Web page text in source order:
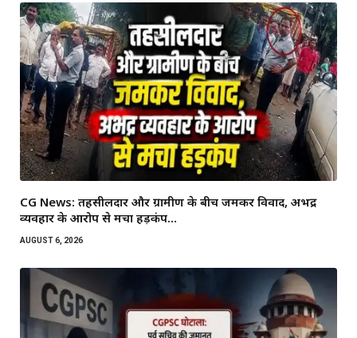
CG News: तहसीलदार और ग्रामीण के बीच जमकर विवाद, अभद्र
व्यवहार के आरोप से मचा हड़कंप…
AUGUST 6, 2026